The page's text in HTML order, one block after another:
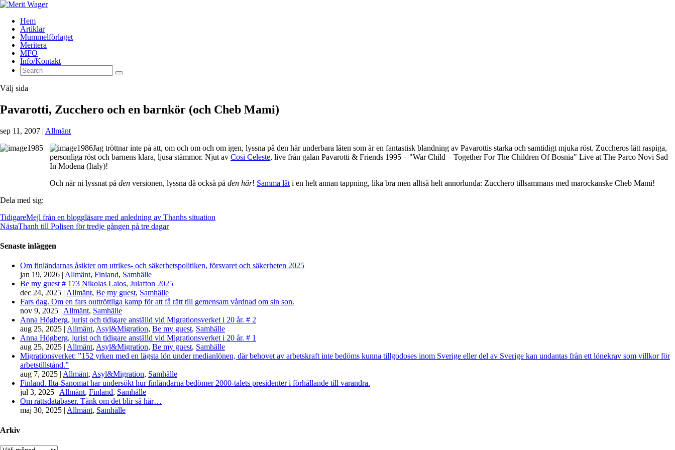
Hem
Artiklar
Mummelförlaget
Meritera
MFO
Info/Kontakt
Välj sida
Pavarotti, Zucchero och en barnkör (och Cheb Mami)
sep 11, 2007 | Allmänt
Jag tröttnar inte på att, om och om och om igen, lyssna på den här underbara låten som är en fantastisk blandning av Pavarottis starka och samtidigt mjuka röst. Zuccheros lätt raspiga,
personliga röst och barnens klara, ljusa stämmor. Njut av Cosi Celeste, live från galan Pavarotti & Friends 1995 – "War Child – Together For The Children Of Bosnia" Live at The Parco Novi Sad
In Modena (Italy)!
Och när ni lyssnat på den versionen, lyssna då också på den här! Samma låt i en helt annan tappning, lika bra men alltså helt annorlunda: Zucchero tillsammans med marockanske Cheb Mami!
Dela med sig:
TidigareMejl från en bloggläsare med anledning av Thanhs situation
NästaThanh till Polisen för tredje gången på tre dagar
Senaste inläggen
Om finländarnas åsikter om utrikes- och säkerhetspolitiken, försvaret och säkerheten 2025
jan 19, 2026 | Allmänt, Finland, Samhälle
Be my guest # 173 Nikolas Laios, Julafton 2025
dec 24, 2025 | Allmänt, Be my guest, Samhälle
Fars dag. Om en fars outtröttliga kamp för att få rätt till gemensam vårdnad om sin son.
nov 9, 2025 | Allmänt, Samhälle
Anna Högberg, jurist och tidigare anställd vid Migrationsverket i 20 år. # 2
aug 25, 2025 | Allmänt, Asyl&Migration, Be my guest, Samhälle
Anna Högberg, jurist och tidigare anställd vid Migrationsverket i 20 år. # 1
aug 25, 2025 | Allmänt, Asyl&Migration, Be my guest, Samhälle
Migrationsverket: ”152 yrken med en lägsta lön under medianlönen, där behovet av arbetskraft inte bedöms kunna tillgodoses inom Sverige eller del av Sverige kan undantas från ett lönekrav som villkor för
arbetstillstånd.”
aug 7, 2025 | Allmänt, Asyl&Migration, Samhälle
Finland. Ilta-Sanomat har undersökt hur finländarna bedömer 2000-talets presidenter i förhållande till varandra.
jul 3, 2025 | Allmänt, Finland, Samhälle
Om rättsdatabaser. Tänk om det blir så här…
maj 30, 2025 | Allmänt, Samhälle
Arkiv